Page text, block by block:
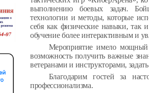
выполнению боевых задач.
технологии и методы, которые
себя как физические навыки, так
обучение более интерактивным и
Мероприятие имело
возможность получить важные
ветеранами и инструкторами,
Благодарим гостей за
профессионализма.